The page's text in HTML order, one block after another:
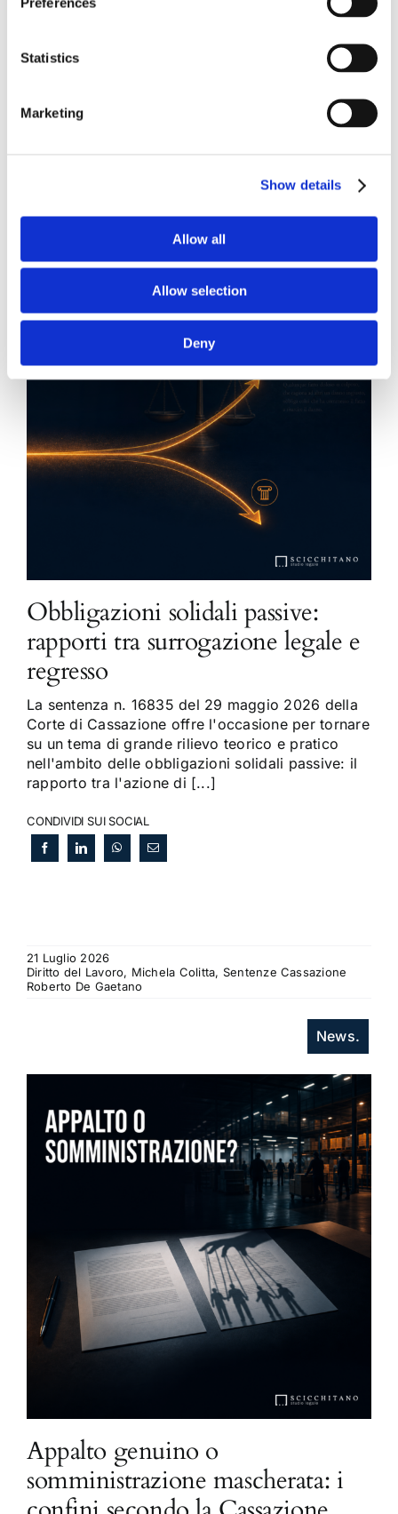
Statistics
Marketing
Show details
Allow all
Allow selection
Deny
24 Luglio 2026
News.
Obbligazioni solidali passive:
rapporti tra surrogazione legale e
regresso
La sentenza n. 16835 del 29 maggio 2026 della
Corte di Cassazione offre l'occasione per tornare
su un tema di grande rilievo teorico e pratico
nell'ambito delle obbligazioni solidali passive: il
rapporto tra l'azione di [...]
CONDIVIDI SUI SOCIAL
21 Luglio 2026
Diritto del Lavoro, Michela Colitta, Sentenze Cassazione
Roberto De Gaetano
News.
Appalto genuino o
somministrazione mascherata: i